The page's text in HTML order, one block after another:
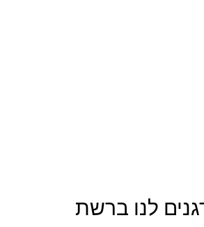
לנו ברשת